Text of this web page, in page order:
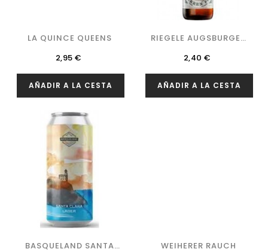
LA QUINCE QUEENS
Precio
2,95 €
AÑADIR A LA CESTA
RIEGELE AUGSBURGER
HERREN PILS
Precio
2,40 €
AÑADIR A LA CESTA
BASQUELAND SANTA
WEIHERER RAUCH